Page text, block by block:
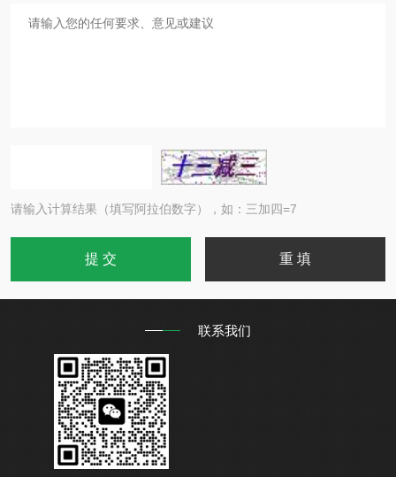
请输入计算结果（填写阿拉伯数字），如：三加四=7
联系我们